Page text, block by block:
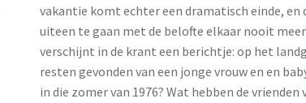
vakantie komt echter een dramatisch einde, en
uiteen te gaan met de belofte elkaar nooit
verschijnt in de krant een berichtje: op het
resten gevonden van een jonge vrouw en en
in die zomer van 1976? Wat hebben de